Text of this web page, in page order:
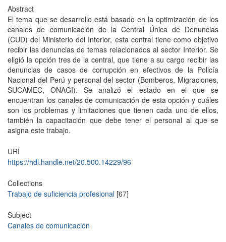
Abstract
El tema que se desarrollo está basado en la optimización de los
canales de comunicación de la Central Única de Denuncias
(CUD) del Ministerio del Interior, esta central tiene como objetivo
recibir las denuncias de temas relacionados al sector Interior. Se
eligió la opción tres de la central, que tiene a su cargo recibir las
denuncias de casos de corrupción en efectivos de la Policía
Nacional del Perú y personal del sector (Bomberos, Migraciones,
SUCAMEC, ONAGI). Se analizó el estado en el que se
encuentran los canales de comunicación de esta opción y cuáles
son los problemas y limitaciones que tienen cada uno de ellos,
también la capacitación que debe tener el personal al que se
asigna este trabajo.
URI
https://hdl.handle.net/20.500.14229/96
Collections
Trabajo de suficiencia profesional [67]
Subject
Canales de comunicación